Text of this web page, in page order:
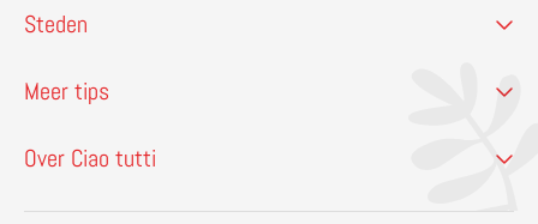
Steden
Meer tips
Over Ciao tutti